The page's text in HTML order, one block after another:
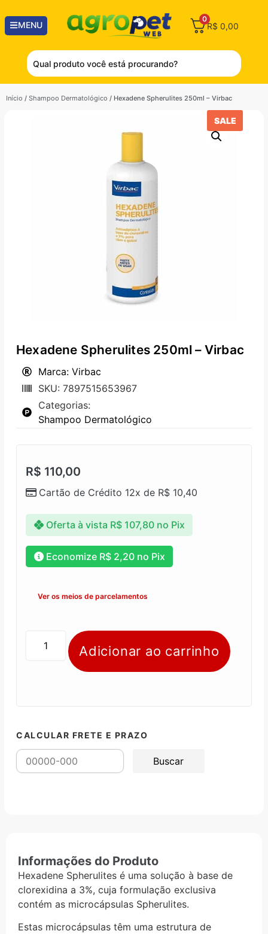
MENU
0
R$ 0,00
Início / Shampoo Dermatológico / Hexadene Spherulites 250ml – Virbac
SALE
Hexadene Spherulites 250ml – Virbac
Marca: Virbac
SKU: 7897515653967
Categorias:
Shampoo Dermatológico
R$ 110,00
Cartão de Crédito 12x de R$ 10,40
Oferta à vista R$107,80 no Pix
Economize R$2,20no Pix
Ver os meios de parcelamentos
Adicionar ao carrinho
CALCULAR FRETE E PRAZO
Informações do Produto
Hexadene Spherulites é uma solução à base de
clorexidina a 3%, cuja formulação exclusiva
contém as microcápsulas Spherulites.
Estas microcápsulas têm uma estrutura de